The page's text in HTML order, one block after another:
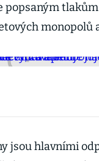
popsaným
monopolů
jsou hlavními